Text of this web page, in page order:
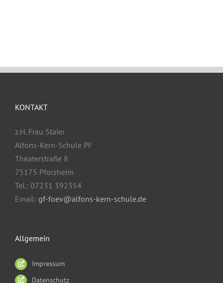
KONTAKT
z.H. Frau Staier
Alfons-Kern-Schule PF
Theaterstraße 8
75175 Pforzheim
Tel.: 07231 392354
Email: gf-foev@alfons-kern-schule.de
Allgemein
Impressum
Datenschutz